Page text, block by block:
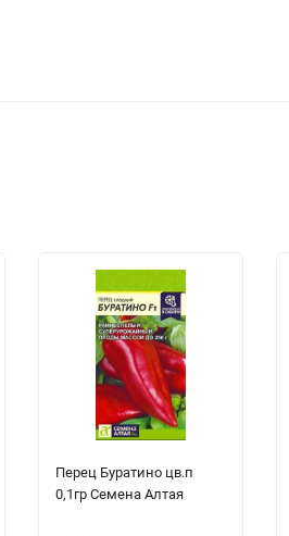
Перец Буратино цв.п
0,1гр Семена Алтая